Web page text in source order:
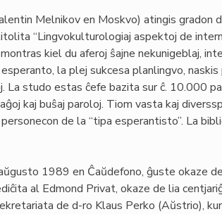
Melnikov en Moskvo) atingis gradon
“Lingvokulturologiaj aspektoj de
kiel du aferoj ŝajne nekunigeblaj,
la plej sukcesa planlingvo,
La studo estas ĉefe bazita sur ĉ. 10.000
kaj buŝaj paroloj. Tiom vasta kaj
de la “tipa esperantisto”. La
1989 en Ĉaŭdefono, ĝuste okaze
al Edmond Privat, okaze de lia
de d-ro Klaus Perko (Aŭstrio),